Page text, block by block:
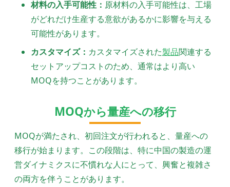
材料の入手可能性： 原材料の入手可能性は、工場
がどれだけ生産する意欲があるかに影響を与える
可能性があります。
カスタマイズ： カスタマイズされた製品関連する
セットアップコストのため、通常はより高い
MOQを持つことがあります。
MOQから量産への移行
MOQが満たされ、初回注文が行われると、量産への
移行が始まります。この段階は、特に中国の製造の運
営ダイナミクスに不慣れな人にとって、興奮と複雑さ
の両方を伴うことがあります。